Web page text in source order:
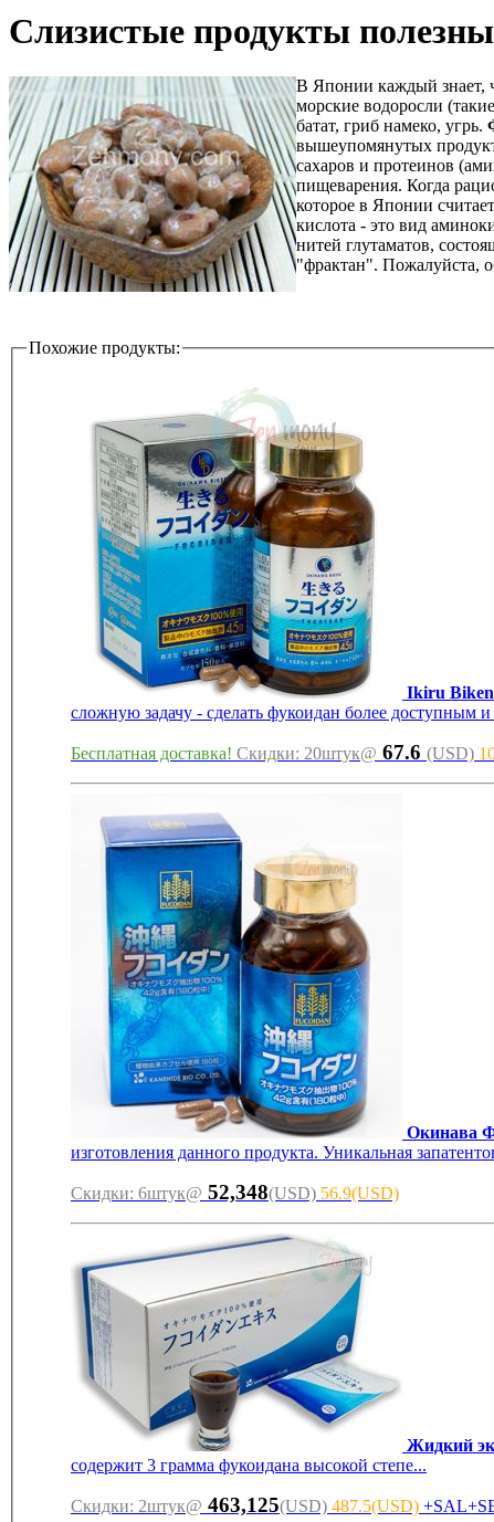
Слизистые продукты
В Японии каждый знает,
морские водоросли
батат, гриб намеко, угрь.
вышеупомянутых
сахаров и протеинов
пищеварения. Когда
которое в Японии
кислота - это вид
нитей глутаматов,
"фрактан". Пожалуйста,
Похожие продукты:
Ikiru
сложную задачу - сделать фукоидан более доступным
Бесплатная доставка! Cкидки: 20штук@ 67.6 (USD)
Окинава
изготовления данного продукта. Уникальная
Cкидки: 6штук@ 52,348(USD) 56.9(USD)
Жидкий
содержит 3 грамма фукоидана высокой степе...
Cкидки: 2штук@ 463,125(USD) 487.5(USD)